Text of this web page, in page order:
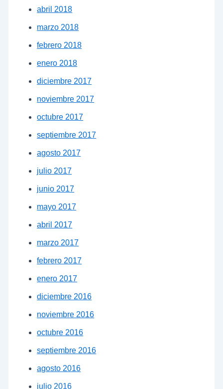
abril 2018
marzo 2018
febrero 2018
enero 2018
diciembre 2017
noviembre 2017
octubre 2017
septiembre 2017
agosto 2017
julio 2017
junio 2017
mayo 2017
abril 2017
marzo 2017
febrero 2017
enero 2017
diciembre 2016
noviembre 2016
octubre 2016
septiembre 2016
agosto 2016
julio 2016